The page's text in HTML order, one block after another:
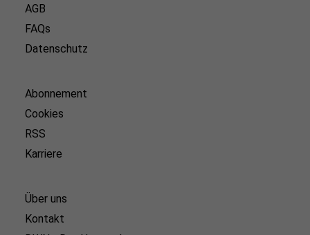
AGB
FAQs
Datenschutz
Abonnement
Cookies
RSS
Karriere
Über uns
Kontakt